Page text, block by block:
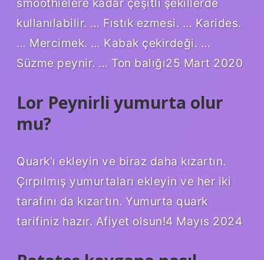
smoothielere kadar çeşitli şekillerde
kullanılabilir. … Fıstık ezmesi. … Karides.
… Mercimek. … Kabak çekirdeği. …
Süzme peynir. … Ton balığı25 Mart 2020
Lor Peynirli yumurta olur
mu?
Quark’ı ekleyin ve biraz daha kızartın.
Çırpılmış yumurtaları ekleyin ve her iki
tarafını da kızartın. Yumurta quark
tarifiniz hazır. Afiyet olsun!4 Mayıs 2024